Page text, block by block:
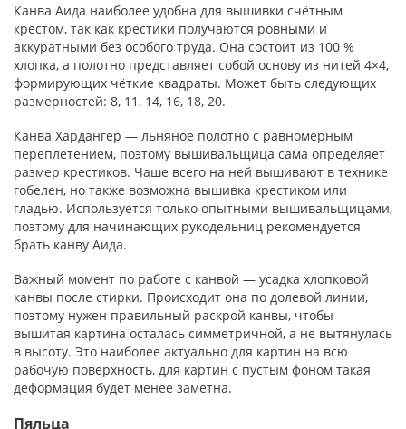
Канва Аида наиболее удобна для вышивки счётным
крестом, так как крестики получаются ровными и
аккуратными без особого труда. Она состоит из 100 %
хлопка, а полотно представляет собой основу из нитей 4×4,
формирующих чёткие квадраты. Может быть следующих
размерностей: 8, 11, 14, 16, 18, 20.
Канва Хардангер — льняное полотно с равномерным
переплетением, поэтому вышивальщица сама определяет
размер крестиков. Чаше всего на ней вышивают в технике
гобелен, но также возможна вышивка крестиком или
гладью. Используется только опытными вышивальщицами,
поэтому для начинающих рукодельниц рекомендуется
брать канву Аида.
Важный момент по работе с канвой — усадка хлопковой
канвы после стирки. Происходит она по долевой линии,
поэтому нужен правильный раскрой канвы, чтобы
вышитая картина осталась симметричной, а не вытянулась
в высоту. Это наиболее актуально для картин на всю
рабочую поверхность, для картин с пустым фоном такая
деформация будет менее заметна.
Пяльца